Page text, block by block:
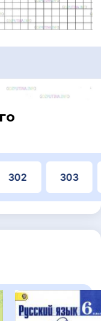
302 303